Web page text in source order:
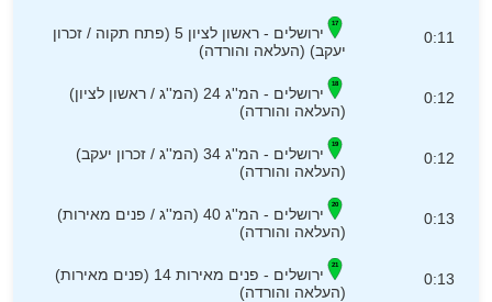
0:11
ירושלים - ראשון לציון 5 (פתח תקוה / זכרון
יעקב) (העלאה והורדה)
0:12
ירושלים - המ''ג 24 (המ''ג / ראשון לציון)
(העלאה והורדה)
0:12
ירושלים - המ''ג 34 (המ''ג / זכרון יעקב)
(העלאה והורדה)
0:13
ירושלים - המ''ג 40 (המ''ג / פנים מאירות)
(העלאה והורדה)
0:13
ירושלים - פנים מאירות 14 (פנים מאירות)
(העלאה והורדה)